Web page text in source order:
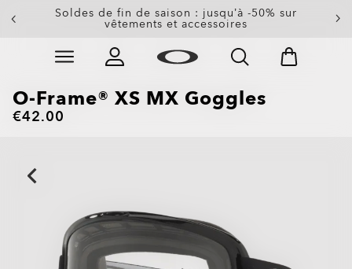
Soldes de fin de saison : jusqu’à -50% sur
vêtements et accessoires
-20 % sur les verres de rechange à l’achat d’une
paire de lunettes de soleil
Slide 3 of 3. -20 % sur les verres de rechange à
O-Frame® XS MX Goggles
€42.00